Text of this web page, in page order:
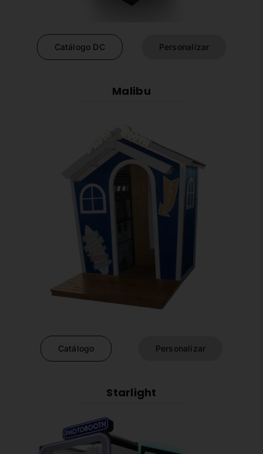
Catálogo DC Personalizar
Malibu
Catálogo Personalizar
Starlight